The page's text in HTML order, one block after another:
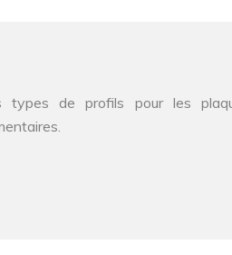
types de profils pour les